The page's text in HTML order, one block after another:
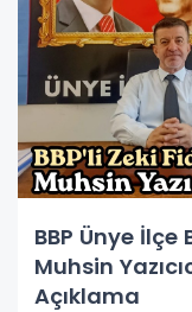
BBP Ünye
Muhsin
Açıklama